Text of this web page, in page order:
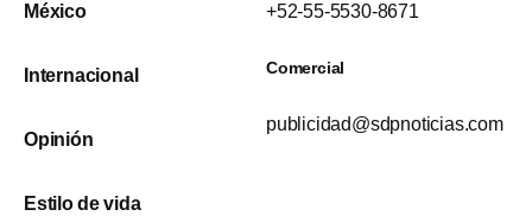
México
Internacional
Opinión
Estilo de vida
+52-55-5530-8671
Comercial
publicidad@sdpnoticias.com